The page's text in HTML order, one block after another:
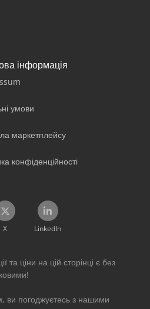
інформація
умови
маркетплейсу
конфіденційності
X LinkedIn
та ціни на цій сторінці є без
ви погоджуєтесь з нашими